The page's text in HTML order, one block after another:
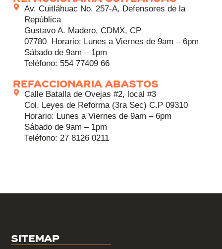
Av. Cuitláhuac No. 257-A, Defensores de la
República
Gustavo A. Madero, CDMX, CP
07780 Horario: Lunes a Viernes de 9am – 6pm
Sábado de 9am – 1pm
Teléfono: 554 77409 66
REFACCIONARIA ABASTOS
Calle Batalla de Ovejas #2, local #3
Col. Leyes de Reforma (3ra Sec) C.P 09310
Horario: Lunes a Viernes de 9am – 6pm
Sábado de 9am – 1pm
Teléfono: 27 8126 0211
Sitemap